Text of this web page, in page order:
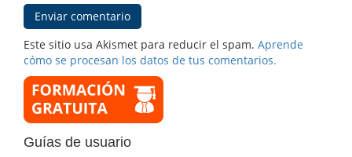
Este sitio usa Akismet para reducir el spam. Aprende
cómo se procesan los datos de tus comentarios.
Guías de usuario